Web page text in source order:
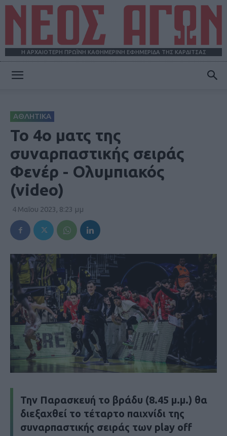
Η ΑΡΧΑΙΟΤΕΡΗ ΠΡΩΪΝΗ ΚΑΘΗΜΕΡΙΝΗ ΕΦΗΜΕΡΙΔΑ ΤΗΣ ΚΑΡΔΙΤΣΑΣ
ΑΘΛΗΤΙΚΑ
Το 4ο ματς της
συναρπαστικής σειράς
Φενέρ - Ολυμπιακός
(video)
4 Μαΐου 2023, 8:23 μμ
Την Παρασκευή το βράδυ (8.45 μ.μ.) θα
διεξαχθεί το τέταρτο παιχνίδι της
συναρπαστικής σειράς των play off